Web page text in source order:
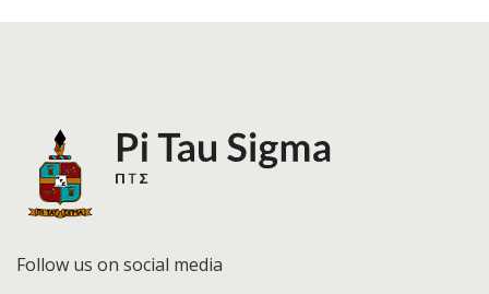
Follow us on social media